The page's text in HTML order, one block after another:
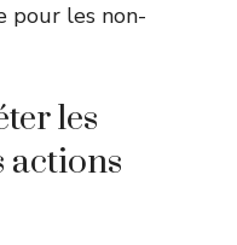
pour les non-
les
actions